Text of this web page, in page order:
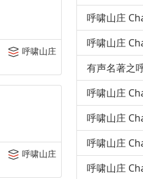
呼啸山庄
呼啸山庄
呼啸山庄
呼啸山庄
有声名著之
呼啸山庄
呼啸山庄
呼啸山庄
呼啸山庄